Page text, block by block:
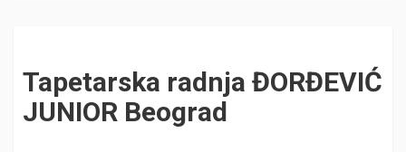
Tapetarska radnja ĐORĐEVIĆ
JUNIOR Beograd